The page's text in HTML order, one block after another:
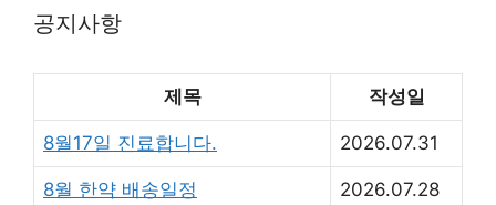
공지사항
제목 작성일
8월17일 진료합니다. 2026.07.31
8월 한약 배송일정 2026.07.28